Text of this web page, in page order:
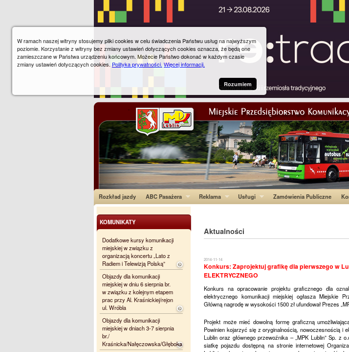
Rozkład jazdy ABC Pasażera Reklama Usługi Zamówienia Publiczne
Aktualności
2014-11-14
Konkurs: Zaprojektuj grafikę dla pierwszego w
ELEKTRYCZNEGO
Konkurs na opracowanie projektu graficznego dla
elektrycznego komunikacji miejskiej ogłasza Miejskie
Główną nagrodę w wysokości 1500 zł ufundował Prezes
Projekt może mieć dowolną formę graficzną
Powinien kojarzyć się z oryginalnością, nowoczesnością i
Lublin oraz głównego przewoźnika – „MPK Lublin” Sp. z
siatkę pojazdu dostępną na stronie internetowej
KOMUNIKATY
Dodatkowe kursy komunikacji
miejskiej w związku z
organizacją koncertu „Lato z
Radiem i Telewizją Polską”
Objazdy dla komunikacji
miejskiej w dniu 6 sierpnia br.
w związku z kolejnym etapem
prac przy Al. Kraśnickiej/rejon
ul. Wróbla
Objazdy dla komunikacji
miejskiej w dniach 3-7 sierpnia
br./
Kraśnicka/Nałęczowska/Głęboka
W ramach naszej witryny stosujemy pliki cookies w celu świadczenia Państwu usług na najwyższym
poziomie. Korzystanie z witryny bez zmiany ustawień dotyczących cookies oznacza, że będą one
zamieszczane w Państwa urządzeniu końcowym. Możecie Państwo dokonać w każdym czasie
zmiany ustawień dotyczących cookies. Polityka prywatności. Więcej informacji.
Rozumiem